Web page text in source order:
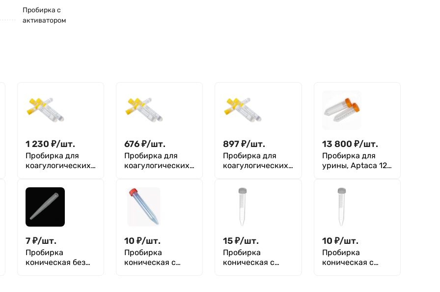
Пробирка с
активатором
1 230 ₽/шт.
Пробирка для
коагулогических
(3,8%), желтая
пробка, п/п 3,6
мл, 13х75 мм,
Aptaca
676₽/шт.
Пробирка для
коагулогических
(3,8%), желтая
пробка, п/п 4,5
мл, 12х86 мм,
897₽/шт.
Пробирка для
коагулогических
(3,8%), желтая
13 800 ₽/шт.
Пробирка для
урины, Aptaca 12
крышкой,
7₽/шт.
Пробирка
коническая без
10 ₽/шт.
Пробирка
коническая с
15₽/шт.
Пробирка
коническая с
10 ₽/шт.
Пробирка
коническая с